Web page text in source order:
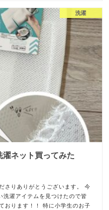
洗濯
濯ネット買ってみた
さりありがとうございます。 今
濯アイテムを見つけたので皆
おります！！ 特に小学生のお子